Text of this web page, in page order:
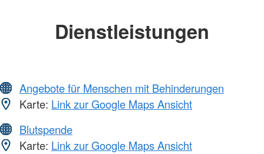
Dienstleistungen
Angebote für Menschen mit Behinderungen
Karte: Link zur Google Maps Ansicht
Blutspende
Karte: Link zur Google Maps Ansicht